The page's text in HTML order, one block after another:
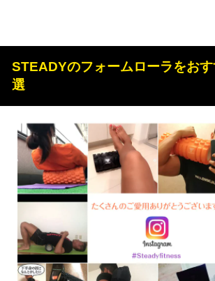
STEADYのフォームローラをお
選